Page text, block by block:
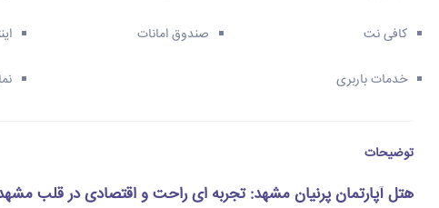
کافی نت صندوق امانات
خدمات باربری
توضیحات
هتل آپارتمان پرنیان مشهد: تجربه ای راحت و اقتصادی در قلب